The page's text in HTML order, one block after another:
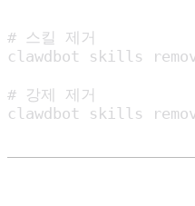
# 스킬 제거
clawdbot skills
# 강제 제거
clawdbot skills